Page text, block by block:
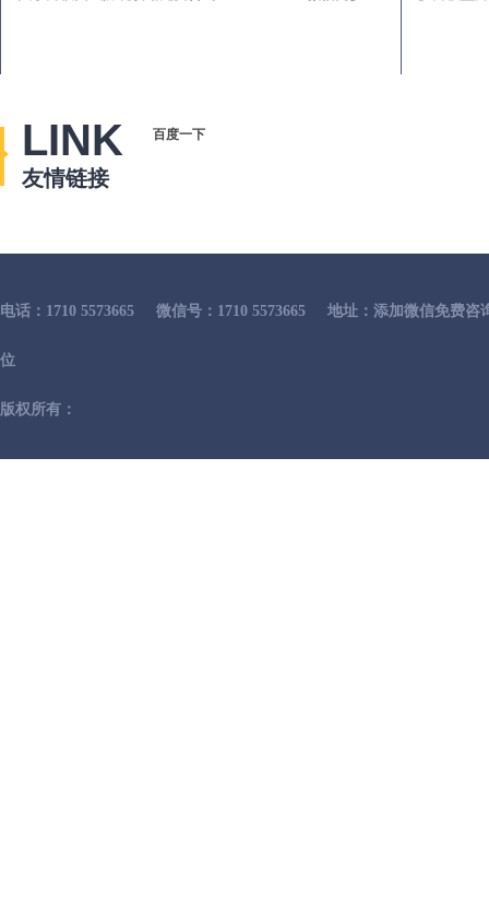
LINK
友情链接
百度一下
电话：1710 5573665 微信号：1710 5573665 地址：添加微信免费咨
位
版权所有：